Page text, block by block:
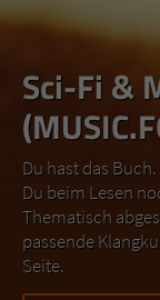
Sci-Fi &
Du hast das
Du beim Lesen
Thematisch
passende
Seite.